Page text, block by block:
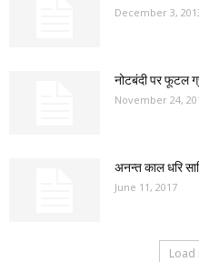
December 3,
नोटबंदी पर फूटल
November 24,
अनन्त काल धरि
June 11, 2017
Load